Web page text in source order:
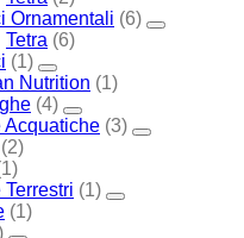
Ornamentali (6)
Tetra (6)
(1)
Nutrition (1)
(4)
Acquatiche (3)
(2)
Terrestri (1)
(1)